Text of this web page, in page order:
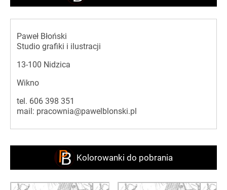
Paweł Błoński
Studio grafiki i ilustracji
13-100 Nidzica
Wikno
tel. 606 398 351
mail: pracownia@pawelblonski.pl
Kolorowanki do pobrania